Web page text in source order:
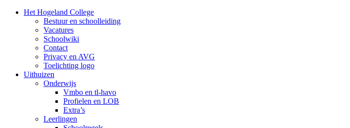
Het Hogeland College
Bestuur en schoolleiding
Vacatures
Schoolwiki
Contact
Privacy en AVG
Toelichting logo
Uithuizen
Onderwijs
Vmbo en tl-havo
Profielen en LOB
Extra’s
Leerlingen